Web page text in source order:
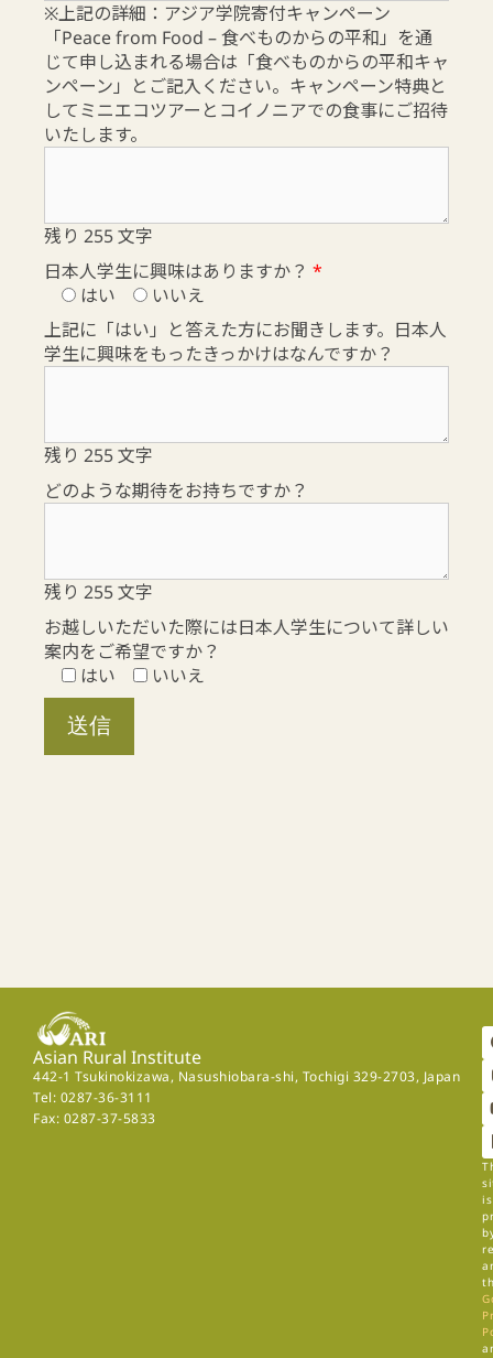
※上記の詳細：アジア学院寄付キャンペーン
「Peace from Food – 食べものからの平和」を通
じて申し込まれる場合は「食べものからの平和キャ
ンペーン」とご記入ください。キャンペーン特典と
してミニエコツアーとコイノニアでの食事にご招待
いたします。
残り 255文字
日本人学生に興味はありますか？ *
はい
いいえ
上記に「はい」と答えた方にお聞きします。日本人
学生に興味をもったきっかけはなんですか？
残り 255文字
どのような期待をお持ちですか？
残り 255文字
お越しいただいた際には日本人学生について詳しい
案内をご希望ですか？
はい
いいえ
Asian Rural Institute
442-1 Tsukinokizawa, Nasushiobara-shi, Tochigi 329-2703, Japan
Tel: 0287-36-3111
Fax: 0287-37-5833
is